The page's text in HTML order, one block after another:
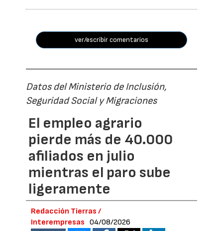
ver/escribir comentarios
Datos del Ministerio de Inclusión,
Seguridad Social y Migraciones
El empleo agrario
pierde más de 40.000
afiliados en julio
mientras el paro sube
ligeramente
Redacción Tierras /
Interempresas
04/08/2026